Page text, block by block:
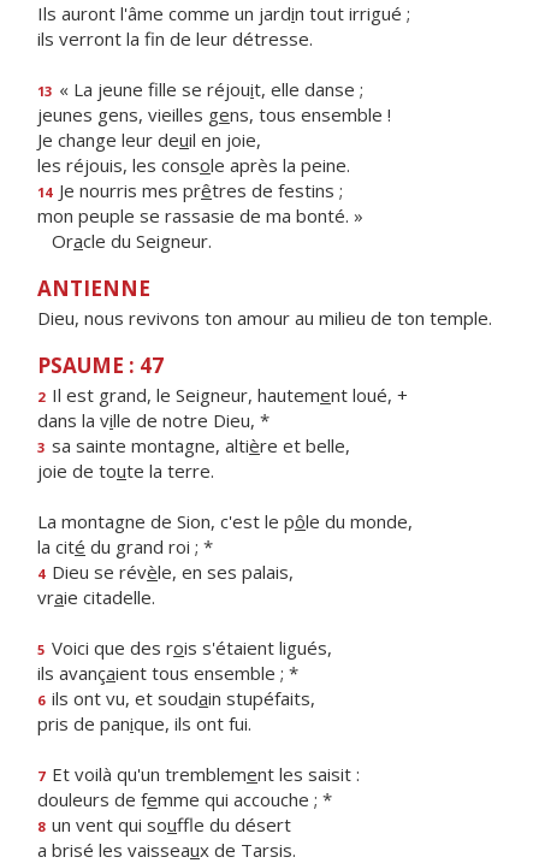
Ils auront l'âme comme un jardin tout irrigué ;
ils verront la fn de leur détresse.
13 « La jeune fille se réjouit, elle danse ;
jeunes gens, vieilles gens, tous ensemble !
Je change leur deuil en joie,
les réjouis, les console après la peine.
14 Je nourris mes prêtres de festins ;
mon peuple se rassasie de ma bonté. »
Oracle du Seigneur.
ANTIENNE
Dieu, nous revivons ton amour au milieu de ton temple.
PSAUME : 47
2 Il est grand, le Seigneur, hautement loué, +
dans la ville de notre Dieu, *
3 sa sainte montagne, altière et belle,
joie de toute la terre.
La montagne de Sion, c'est le pôle du monde,
la cité du grand roi ; *
4 Dieu se révèle, en ses palais,
vraie citadelle.
5 Voici que des rois s'étaient ligués,
ils avançaient tous ensemble ; *
6 ils ont vu, et soudain stupéfaits,
pris de panique, ils ont fui.
7 Et voilà qu'un tremblement les saisit :
douleurs de femme qui accouche ; *
8 un vent qui souffle du désert
a brisé les vaisseaux de Tarsis.